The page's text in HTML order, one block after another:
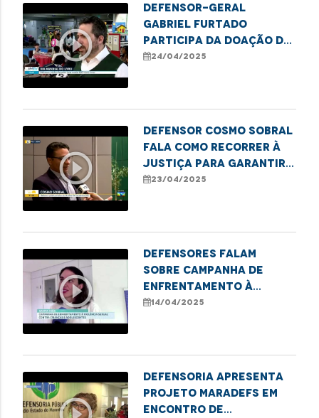
play_circle_outline
Defensor-geral
Gabriel Furtado
participa da doação de
livros à Biblioteca
24/04/2025
play_circle_outline
Defensor Cosmo Sobral
fala como recorrer à
Justiça para garantir
seus direitos na área
23/04/2025
play_circle_outline
Defensores falam
sobre Campanha de
Enfrentamento à
Violência Sexual
14/04/2025
Defensoria apresenta
projeto MaraDefs em
Encontro de